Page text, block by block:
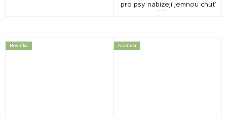
pro psy nabízejí jemnou chuť
jehněčího masa.
Novinka Novinka